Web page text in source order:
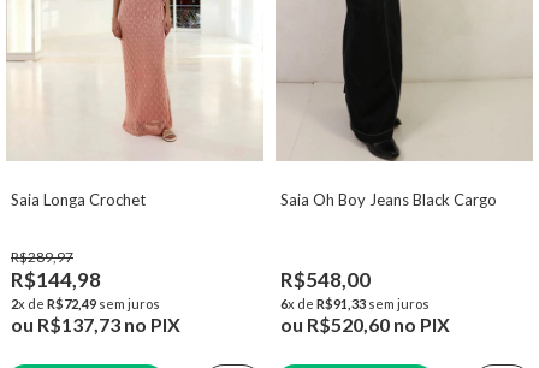
Saia Longa Crochet
R$289,97
R$144,98
2x de R$72,49 sem juros
ou R$137,73 no PIX
Saia Oh Boy Jeans Black Cargo
R$548,00
6x de R$91,33 sem juros
ou R$520,60 no PIX